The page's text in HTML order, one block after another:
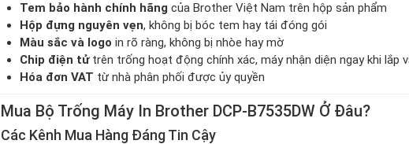
Tem bảo hành chính hãng của Brother Việt Nam trên hộp sản phẩm
Hộp đựng nguyên vẹn, không bị bóc tem hay tái đóng gói
Màu sắc và logo in rõ ràng, không bị nhòe hay mờ
Chip điện tửtrên trống hoạt động chính xác, máy nhận diện ngay khi lắp
Hóa đơn VAT từ nhà phân phối được ủy quyền
Mua Bộ Trống Máy In Brother DCP-B7535DW Ở Đâu?
Các Kênh Mua Hàng Đáng Tin Cậy